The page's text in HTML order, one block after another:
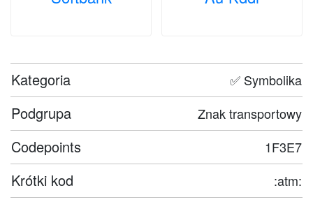
Kategoria ✅ Symbolika
Podgrupa Znak transportowy
Codepoints 1F3E7
Krótki kod :atm: